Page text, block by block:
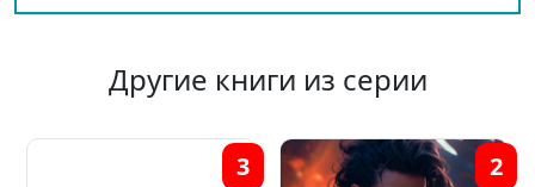
Другие книги из серии
3 2